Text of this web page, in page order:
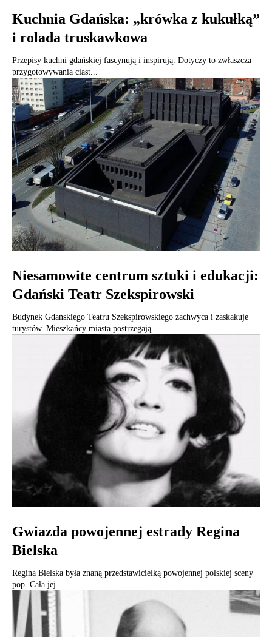
Kuchnia Gdańska: „krówka z kukułką”
i rolada truskawkowa
Przepisy kuchni gdańskiej fascynują i inspirują. Dotyczy to zwłaszcza
przygotowywania ciast...
Niesamowite centrum sztuki i edukacji:
Gdański Teatr Szekspirowski
Budynek Gdańskiego Teatru Szekspirowskiego zachwyca i zaskakuje
turystów. Mieszkańcy miasta postrzegają...
Gwiazda powojennej estrady Regina
Bielska
Regina Bielska była znaną przedstawicielką powojennej polskiej sceny
pop. Cała jej...